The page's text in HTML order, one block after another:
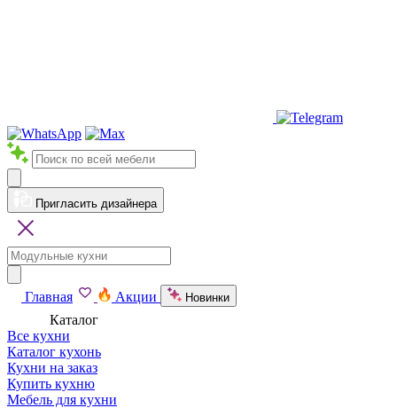
Пригласить дизайнера
Главная Акции Новинки
Каталог
Все кухни
Каталог кухонь
Кухни на заказ
Купить кухню
Мебель для кухни